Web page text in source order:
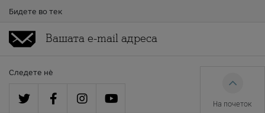
Бидете во тек
Следете нè
На почеток